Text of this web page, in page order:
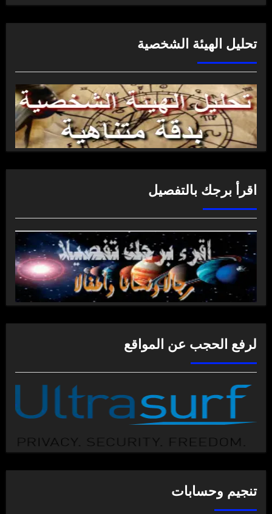
تحليل الهيئة الشخصية
اقرأ برجك بالتفصيل
لرفع الحجب عن المواقع
تنجيم وحسابات